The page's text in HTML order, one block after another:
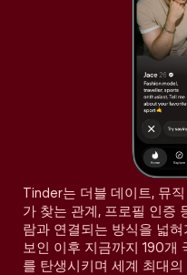
Tinder는 더블 데이트, 뮤
가 찾는 관계, 프로필 인증
람과 연결되는 방식을 넓
보인 이후 지금까지 190개
를 탄생시키며 세계 최대